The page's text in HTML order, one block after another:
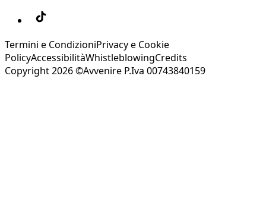
Termini e CondizioniPrivacy e Cookie
PolicyAccessibilitàWhistleblowingCredits
Copyright 2026 ©Avvenire P.Iva 00743840159